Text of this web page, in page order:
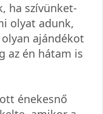
ha szívünket-
olyat adunk,
olyan ajándékot
az én hátam is
énekesnő